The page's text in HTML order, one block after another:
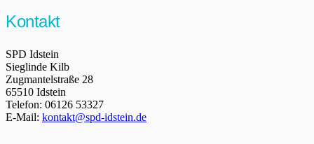
Kontakt
SPD Idstein
Sieglinde Kilb
Zugmantelstraße 28
65510 Idstein
Telefon: 06126 53327
E-Mail: kontakt@spd-idstein.de